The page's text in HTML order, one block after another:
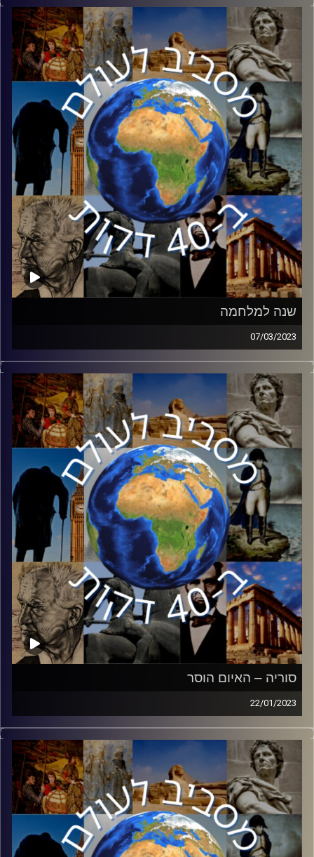
העל היחידה בעולם. בשנים האחרונות נראה שצומחת מעצמת
על חדשה, סין. יובל ויינרב יסביר איך באמת אנחנו צריכים להבין
את סין
קרדיט תמונות:יוסי מצרי
שנה למלחמה
07/03/2023
ב23 בפברואר רוסיה פתחה במלחמה ופלשה לאוקראינה.
למרות כל התחזיות הקודרות, כעבור שנה השלטון באוקראינה
עדיין עומד ואוקראינה עומדת בגבורה כנגד הדב הרוסי. בפרק
זה ד״ר שי הר צבי מהמכון למדיניות ואסטרטגיה באוניברסיטת
רייכמן ינתח את המלחמה כעבור שנה, על שלל המדינות
המעורבות והתרחישים האפשריים.
קרדיט תמונות: יוסי מצרי
סוריה – האיום הוסר
22/01/2023
בעשור האחרון סוריה נכנסה לסחרור בעקבות מלחמת
האזרחים. ממדינה שפעם איימה על ישראל למדינה שלא מהווה
איום יותר. האמנם?
אלוף משנה מירי אייזן תנתח את המצב אצל השכנה שלנו
מצפון
קרדיט תמונות:יוסי מצרי